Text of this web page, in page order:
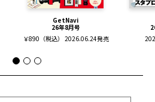
GetNavi
26年8月号
￥890（税込） 2026.06.24発売